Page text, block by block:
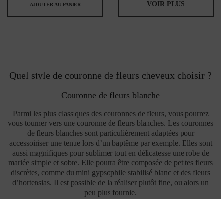
AJOUTER AU PANIER VOIR PLUS
Quel style de couronne de fleurs cheveux choisir ?
Couronne de fleurs blanche
Parmi les plus classiques des couronnes de fleurs, vous pourrez
vous tourner vers une couronne de fleurs blanches. Les couronnes
de fleurs blanches sont particulièrement adaptées pour
accessoiriser une tenue lors d’un baptême par exemple. Elles sont
aussi magnifiques pour sublimer tout en délicatesse une robe de
mariée simple et sobre. Elle pourra être composée de petites fleurs
discrètes, comme du mini gypsophile stabilisé blanc et des fleurs
d’hortensias. Il est possible de la réaliser plutôt fine, ou alors un
peu plus fournie.